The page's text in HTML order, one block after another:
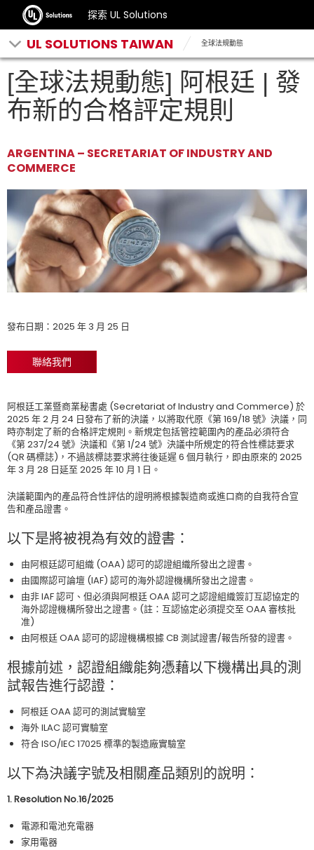
探索 UL Solutions
UL SOLUTIONS TAIWAN 全球法規動態
[全球法規動態] 阿根廷 | 發
布新的合格評定規則
ARGENTINA – SECRETARIAT OF INDUSTRY AND
COMMERCE
發布日期：2025 年 3 月 25 日
聯絡我們
阿根廷工業暨商業秘書處 (Secretariat of Industry and Commerce) 於
2025 年 2 月 24 日發布了新的決議，以將取代原《第 169/18 號》決議，同
時亦制定了新的合格評定規則。新規定包括管控範圍內的產品必須符合
《第 237/24 號》決議和《第 1/24 號》決議中所規定的符合性標誌要求
(QR 碼標誌)，不過該標誌要求將往後延遲 6 個月執行，即由原來的 2025
年 3 月 28 日延至 2025 年 10 月 1 日。
決議範圍內的產品符合性評估的證明將根據製造商或進口商的自我符合宣
告和產品證書。
以下是將被視為有效的證書：
由阿根廷認可組織 (OAA) 認可的認證組織所發出之證書。
由國際認可論壇 (IAF) 認可的海外認證機構所發出之證書。
由非 IAF 認可、但必須與阿根廷 OAA 認可之認證組織簽訂互認協定的
海外認證機構所發出之證書。(註：互認協定必須提交至 OAA 審核批
准)
由阿根廷 OAA 認可的認證機構根據 CB 測試證書/報告所發的證書。
根據前述，認證組織能夠憑藉以下機構出具的測
試報告進行認證：
阿根廷 OAA 認可的測試實驗室
海外 ILAC 認可實驗室
符合 ISO/IEC 17025 標準的製造廠實驗室
以下為決議字號及相關產品類別的說明：
1. Resolution No.16/2025
電源和電池充電器
家用電器